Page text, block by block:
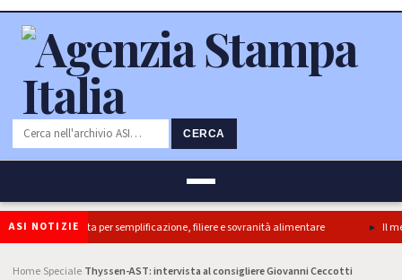
CERCA
ASI NOTIZIE
e’ svolta per semplificazione, filiere e sovranità alimentare Il
Home Speciale Thyssen-AST: intervista al consigliere Giovanni Ceccotti